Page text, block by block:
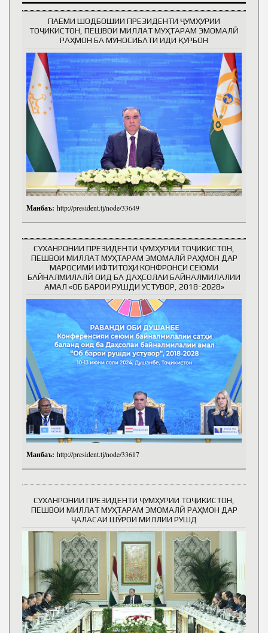
ПАЁМИ ШОДБОШИИ ПРЕЗИДЕНТИ ҶУМҲУРИИ
ТОҶИКИСТОН, ПЕШВОИ МИЛЛАТ МУҲТАРАМ ЭМОМАЛӢ
РАҲМОН БА МУНОСИБАТИ ИДИ ҚУРБОН
Манбаъ: http://president.tj/node/33649
СУХАНРОНИИ ПРЕЗИДЕНТИ ҶУМҲУРИИ ТОҶИКИСТОН,
ПЕШВОИ МИЛЛАТ МУҲТАРАМ ЭМОМАЛӢ РАҲМОН ДАР
МАРОСИМИ ИФТИТОҲИ КОНФРОНСИ СЕЮМИ
БАЙНАЛМИЛАЛӢ ОИД БА ДАҲСОЛАИ БАЙНАЛМИЛАЛИИ
АМАЛ «ОБ БАРОИ РУШДИ УСТУВОР, 2018-2028»
Манбаъ: http://president.tj/node/33617
СУХАНРОНИИ ПРЕЗИДЕНТИ ҶУМҲУРИИ ТОҶИКИСТОН,
ПЕШВОИ МИЛЛАТ МУҲТАРАМ ЭМОМАЛӢ РАҲМОН ДАР
ҶАЛАСАИ ШӮРОИ МИЛЛИИ РУШД